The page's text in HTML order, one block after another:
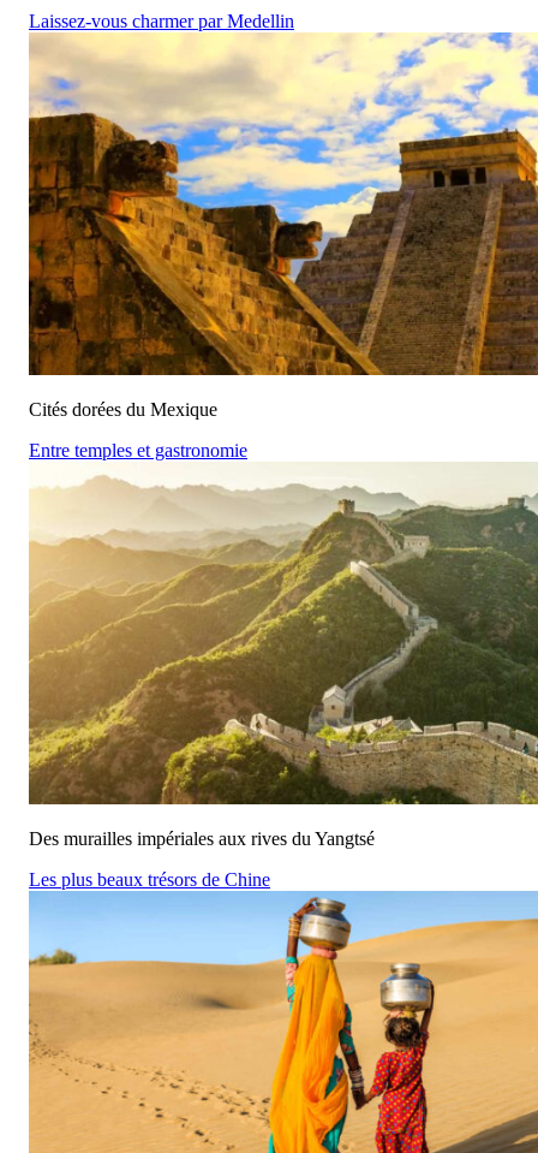
Laissez-vous charmer par Medellin
Cités dorées du Mexique
Entre temples et gastronomie
Des murailles impériales aux rives du Yangtsé
Les plus beaux trésors de Chine